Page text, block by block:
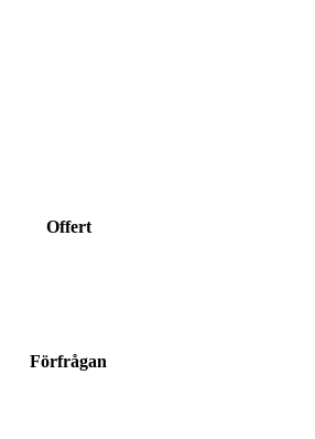
Offert
Förfrågan